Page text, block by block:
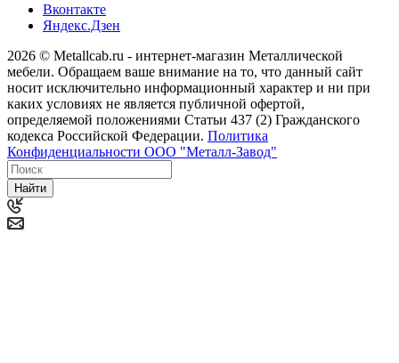
Вконтакте
Яндекс.Дзен
2026 © Metallcab.ru - интернет-магазин Металлической
мебели. Обращаем ваше внимание на то, что данный сайт
носит исключительно информационный характер и ни при
каких условиях не является публичной офертой,
определяемой положениями Статьи 437 (2) Гражданского
кодекса Российской Федерации. Политика
Конфиденциальности ООО "Металл-Завод"
Найти